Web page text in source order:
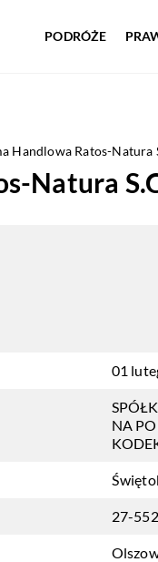
PODRÓŻE
Handlowa Ratos-Natura
Natura
01
NA
27-